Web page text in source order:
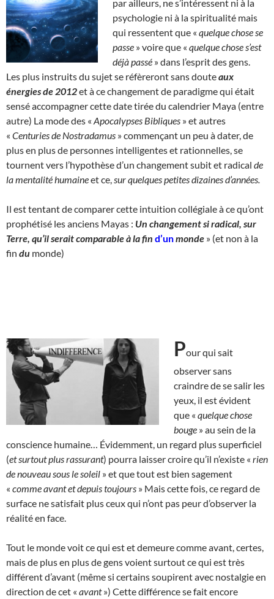
par ailleurs, ne s’intéressent ni à la
psychologie ni à la spiritualité mais
qui ressentent que « quelque chose se
passe » voire que « quelque chose s’est
déjà passé » dans l’esprit des gens.
Les plus instruits du sujet se réfèreront sans douteaux
énergies de 2012et à ce changement de paradigme qui était
sensé accompagner cette date tirée du calendrier Maya (entre
autre) La mode des « Apocalypses Bibliques » et autres
« Centuries de Nostradamus » commençant un peu à dater, de
plus en plus de personnes intelligentes et rationnelles, se
tournent vers l’hypothèse d’un changement subit et radical de
la mentalité humaineet ce, sur quelques petites dizaines d’années.
Il est tentant de comparer cette intuition collégiale à ce qu’ont
prophétisé les anciens Mayas : Un changement si radical, sur
Terre, qu’il serait comparable à la fin d’unmonde » (et non à la
fin du monde)
Pour qui sait
observer sans
craindre de se salir les
yeux, il est évident
que « quelque chose
bouge » au sein de la
conscience humaine… Évidemment, un regard plus superficiel
(et surtout plus rassurant) pourra laisser croire qu’il n’existe « rien
de nouveau sous le soleil » et que tout est bien sagement
« comme avant et depuis toujours » Mais cette fois, ce regard de
surface ne satisfait plus ceux qui n’ont pas peur d’observer la
réalité en face.
Tout le monde voit ce qui est et demeure comme avant, certes,
mais de plus en plus de gens voient surtout ce qui est très
différent d’avant (même si certains soupirent avec nostalgie en
direction de cet « avant») Cette différence se fait encore